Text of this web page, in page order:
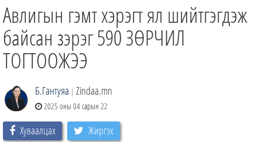
ӨГЛӨӨНИЙ СОНИН
АУДИО ЗОХИОЛ
ЗИНДАА СЭТГҮҮЛ
Авлигын гэмт хэрэгт ял шийтгэгдэж
байсан зэрэг 590 ЗӨРЧИЛ
ТОГТООЖЭЭ
Б.Гантуяа | Zindaa.mn
2025 оны 04 сарын 22
Хуваалцах Жиргэх